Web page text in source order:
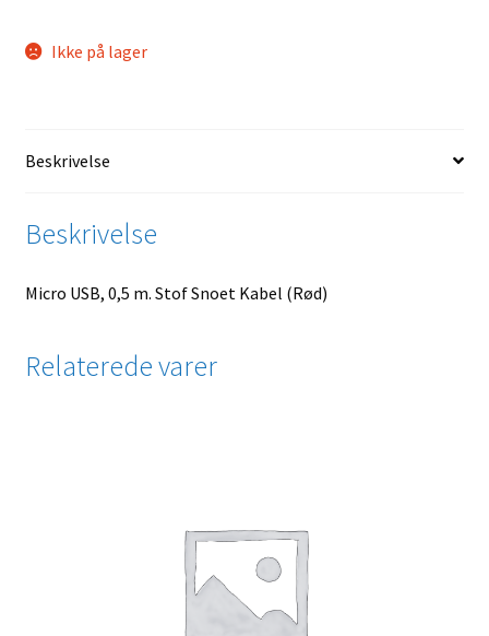
Ikke på lager
Beskrivelse
Beskrivelse
Micro USB, 0,5 m. Stof Snoet Kabel (Rød)
Relaterede varer